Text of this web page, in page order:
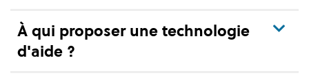
À qui proposer une technologie
d'aide ?